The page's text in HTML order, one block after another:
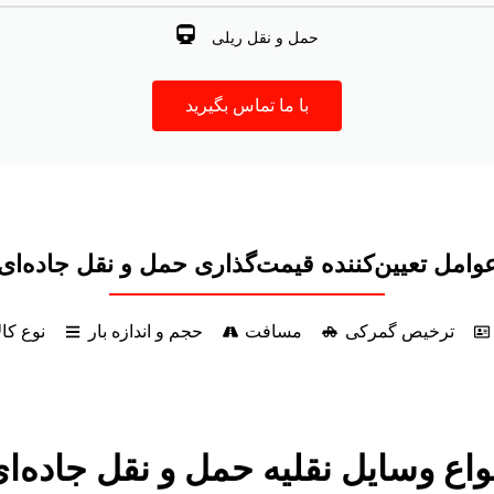
حمل و نقل ریلی
با ما تماس بگیرید
تعیین‌کننده قیمت‌گذاری حمل و نقل
نوع حجم و اندازه بار مسافت ترخیص گمرکی
وسایل نقلیه حمل و نقل